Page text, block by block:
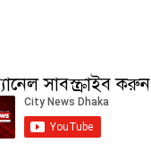
সাবস্ক্রাইব করুন